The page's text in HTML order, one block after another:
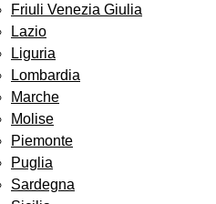
Friuli Venezia Giulia
Lazio
Liguria
Lombardia
Marche
Molise
Piemonte
Puglia
Sardegna